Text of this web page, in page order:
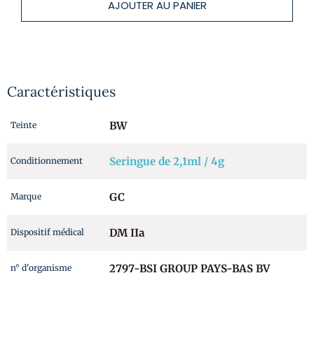
AJOUTER AU PANIER
Caractéristiques
Teinte BW
Conditionnement Seringue de 2,1ml / 4g
Marque GC
Dispositif médical DM IIa
n° d'organisme 2797-BSI GROUP PAYS-BAS BV